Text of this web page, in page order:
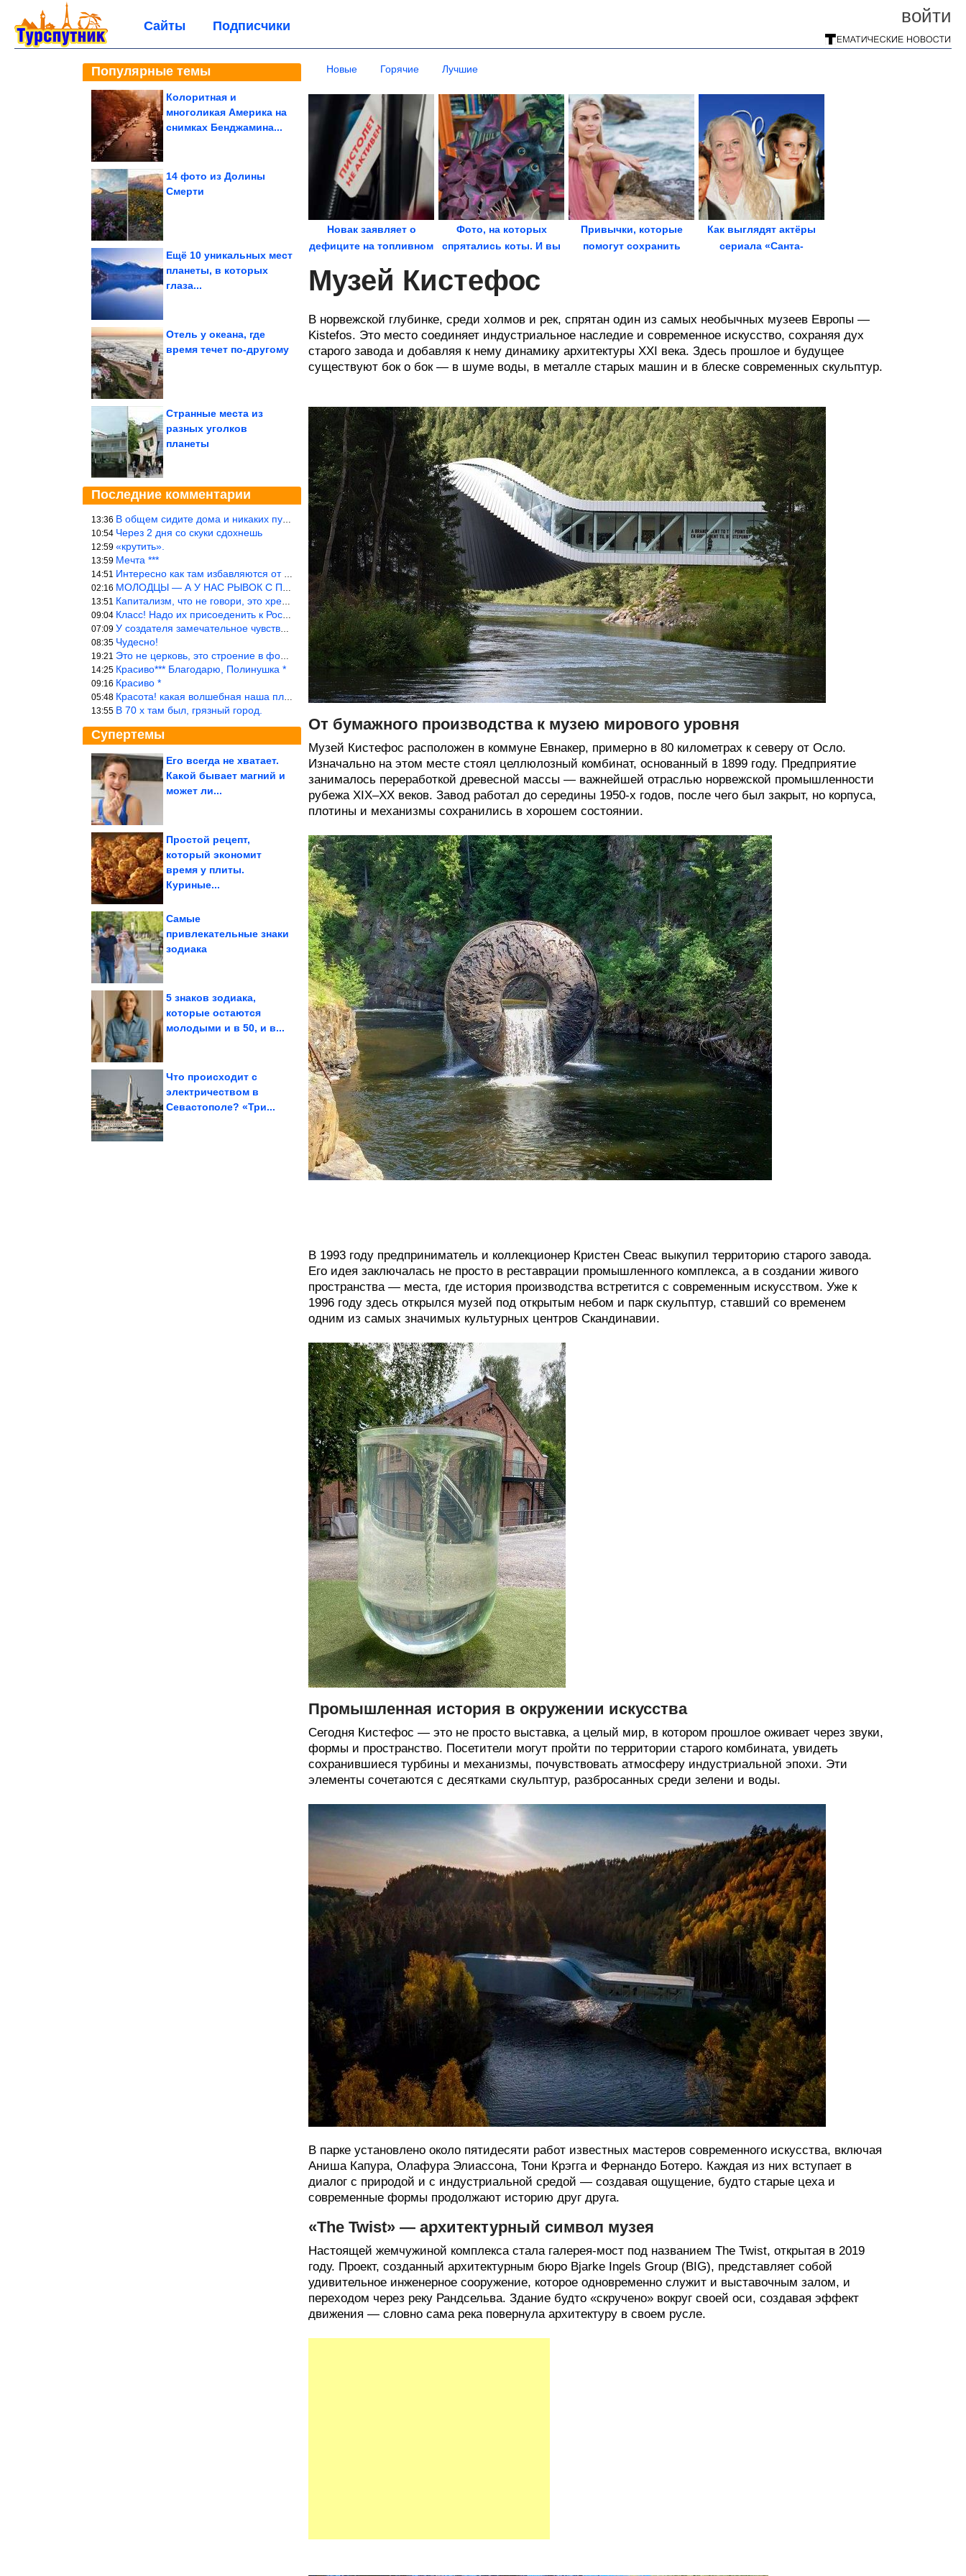
войти
Сайты Подписчики
Популярные темы
Колоритная и
многоликая Америка на
снимках Бенджамина...
14 фото из Долины
Смерти
Ещё 10 уникальных мест
планеты, в которых
глаза...
Отель у океана, где
время течет по-другому
Странные места из
разных уголков
планеты
Последние комментарии
13:36 В общем сидите дома и никаких путешествий А самая грязная в от
10:54 Через 2 дня со скуки сдохнешь
12:59 «крутить».
13:59 Мечта ***
14:51 Интересно как там избавляются от физиологических и прочих отходо
02:16 МОЛОДЦЫ — А У НАС РЫВОК С ПРОРЫВОМ В ТРУБУ
13:51 Капитализм, что не говори, это хреново (((
09:04 Класс! Надо их присоеденить к России!
07:09 У создателя замечательное чувство юмора! ))
08:35 Чудесно!
19:21 Это не церковь, это строение в форме церкви.
14:25 Красиво*** Благодарю, Полинушка *
09:16 Красиво *
05:48 Красота! какая волшебная наша планета!… еще-бы, мы понимали это…
13:55 В 70 х там был, грязный город.
Супертемы
ДС-39, котрый крошил
капусту
Его всегда не хватает.
Какой бывает магний и
может ли...
Кто выкинул Елену
Простой рецепт,
который экономит
время у плиты.
Куриные...
Самые
привлекательные знаки
зодиака
ОПГ Великой
которые наживались
5 знаков зодиака,
которые остаются
молодыми и в 50, и в...
Дети древних жителей
Италии страдали от
«синдрома...
Что происходит с
электричеством в
Севастополе? «Три...
Новые Горячие Лучшие
Новак заявляет о
дефиците на топливном
Фото, на которых
спрятались коты. И вы
Привычки, которые
помогут сохранить
Как выглядят актёры
сериала «Санта-
Музей Кистефос
В норвежской глубинке, среди холмов и рек, спрятан один из самых необычных музеев Европы —
Kistefos. Это место соединяет индустриальное наследие и современное искусство, сохраняя дух
старого завода и добавляя к нему динамику архитектуры XXI века. Здесь прошлое и будущее
существуют бок о бок — в шуме воды, в металле старых машин и в блеске современных скульптур.
От бумажного производства к музею мирового уровня
Музей Кистефос расположен в коммуне Евнакер, примерно в 80 километрах к северу от Осло.
Изначально на этом месте стоял целлюлозный комбинат, основанный в 1899 году. Предприятие
занималось переработкой древесной массы — важнейшей отраслью норвежской промышленности
рубежа XIX–XX веков. Завод работал до середины 1950-х годов, после чего был закрыт, но корпуса,
плотины и механизмы сохранились в хорошем состоянии.
В 1993 году предприниматель и коллекционер Кристен Свеас выкупил территорию старого завода.
Его идея заключалась не просто в реставрации промышленного комплекса, а в создании живого
пространства — места, где история производства встретится с современным искусством. Уже к
1996 году здесь открылся музей под открытым небом и парк скульптур, ставший со временем
одним из самых значимых культурных центров Скандинавии.
Промышленная история в окружении искусства
Сегодня Кистефос — это не просто выставка, а целый мир, в котором прошлое оживает через звуки,
формы и пространство. Посетители могут пройти по территории старого комбината, увидеть
сохранившиеся турбины и механизмы, почувствовать атмосферу индустриальной эпохи. Эти
элементы сочетаются с десятками скульптур, разбросанных среди зелени и воды.
В парке установлено около пятидесяти работ известных мастеров современного искусства, включая
Аниша Капура, Олафура Элиассона, Тони Крэгга и Фернандо Ботеро. Каждая из них вступает в
диалог с природой и с индустриальной средой — создавая ощущение, будто старые цеха и
современные формы продолжают историю друг друга.
«The Twist» — архитектурный символ музея
Настоящей жемчужиной комплекса стала галерея-мост под названием The Twist, открытая в 2019
году. Проект, созданный архитектурным бюро Bjarke Ingels Group (BIG), представляет собой
удивительное инженерное сооружение, которое одновременно служит и выставочным залом, и
переходом через реку Рандсельва. Здание будто «скручено» вокруг своей оси, создавая эффект
движения — словно сама река повернула архитектуру в своем русле.